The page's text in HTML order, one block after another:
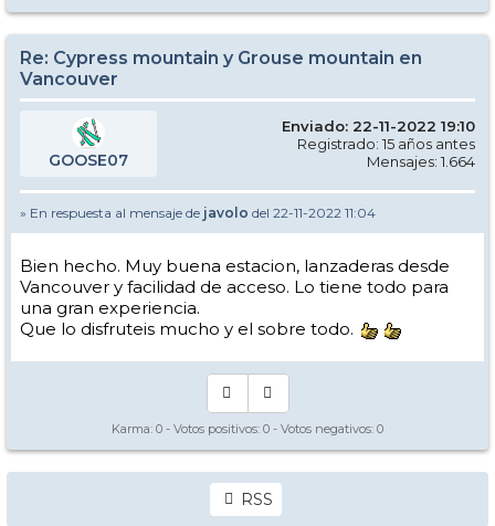
Re: Cypress mountain y Grouse mountain en
Vancouver
GOOSE07
Enviado: 22-11-2022 19:10
Registrado: 15 años antes
Mensajes: 1.664
» En respuesta al mensaje de javolo del 22-11-2022 11:04
Bien hecho. Muy buena estacion, lanzaderas desde
Vancouver y facilidad de acceso. Lo tiene todo para
una gran experiencia.
Que lo disfruteis mucho y el sobre todo.
Karma: 0 - Votos positivos: 0 - Votos negativos: 0
RSS